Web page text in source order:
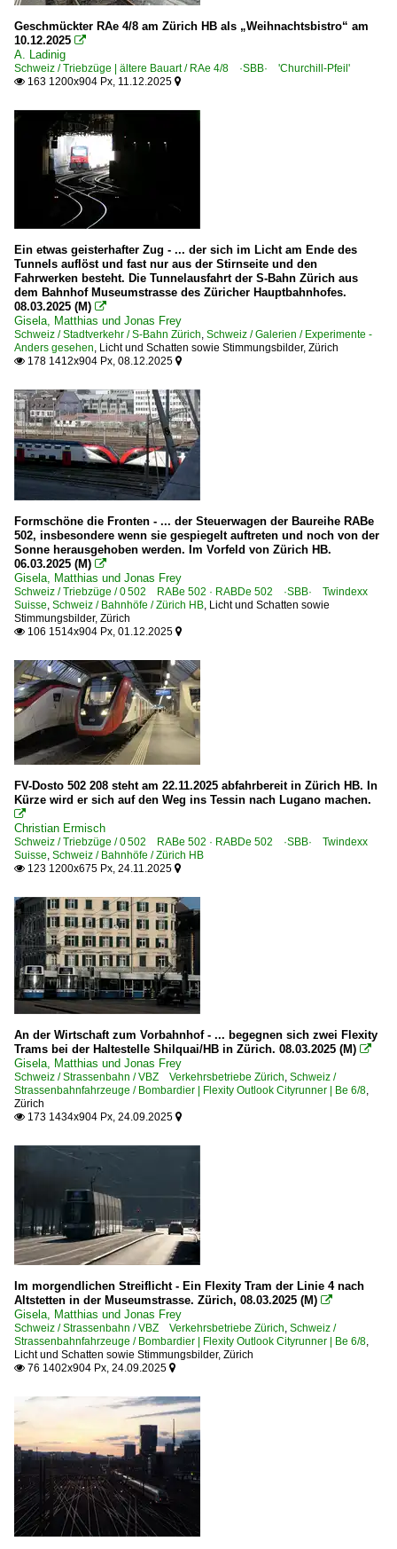
Geschmückter RAe 4/8 am Zürich HB als „Weihnachtsbistro“ am
10.12.2025 
A. Ladinig
Schweiz / Triebzüge | ältere Bauart / RAe 4/8 ·SBB· 'Churchill-Pfeil'
 163 1200x904 Px, 11.12.2025 
Ein etwas geisterhafter Zug - ... der sich im Licht am Ende des
Tunnels auflöst und fast nur aus der Stirnseite und den
Fahrwerken besteht. Die Tunnelausfahrt der S-Bahn Zürich aus
dem Bahnhof Museumstrasse des Züricher Hauptbahnhofes.
08.03.2025 (M) 
Gisela, Matthias und Jonas Frey
Schweiz / Stadtverkehr / S-Bahn Zürich Schweiz / Galerien / Experimente -
Anders gesehen Licht und Schatten sowie Stimmungsbilder, Zürich
 178 1412x904 Px, 08.12.2025 
Formschöne die Fronten - ... der Steuerwagen der Baureihe RABe
502, insbesondere wenn sie gespiegelt auftreten und noch von der
Sonne herausgehoben werden. Im Vorfeld von Zürich HB.
06.03.2025 (M) 
Gisela, Matthias und Jonas Frey
Schweiz / Triebzüge / 0 502 RABe 502 · RABDe 502 ·SBB· Twindexx
Suisse Schweiz / Bahnhöfe / Zürich HB Licht und Schatten sowie
Stimmungsbilder, Zürich
 106 1514x904 Px, 01.12.2025 
FV-Dosto 502 208 steht am 22.11.2025 abfahrbereit in Zürich HB. In
Kürze wird er sich auf den Weg ins Tessin nach Lugano machen.

Christian Ermisch
Schweiz / Triebzüge / 0 502 RABe 502 · RABDe 502 ·SBB· Twindexx
Suisse Schweiz / Bahnhöfe / Zürich HB
 123 1200x675 Px, 24.11.2025 
An der Wirtschaft zum Vorbahnhof - ... begegnen sich zwei Flexity
Trams bei der Haltestelle Shilquai/HB in Zürich. 08.03.2025 (M) 
Gisela, Matthias und Jonas Frey
Schweiz / Strassenbahn / VBZ Verkehrsbetriebe Zürich Schweiz /
Strassenbahnfahrzeuge / Bombardier | Flexity Outlook Cityrunner | Be 6/8
Zürich
 173 1434x904 Px, 24.09.2025 
Im morgendlichen Streiflicht - Ein Flexity Tram der Linie 4 nach
Altstetten in der Museumstrasse. Zürich, 08.03.2025 (M) 
Gisela, Matthias und Jonas Frey
Schweiz / Strassenbahn / VBZ Verkehrsbetriebe Zürich Schweiz /
Strassenbahnfahrzeuge / Bombardier | Flexity Outlook Cityrunner | Be 6/8
Licht und Schatten sowie Stimmungsbilder, Zürich
 76 1402x904 Px, 24.09.2025 